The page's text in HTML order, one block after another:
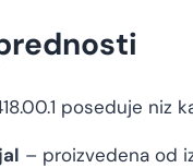
poseduje
– proizvedena od